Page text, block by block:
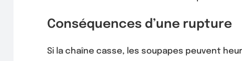
Conséquences d’une rupture
Si la chaîne casse, les soupapes peuvent